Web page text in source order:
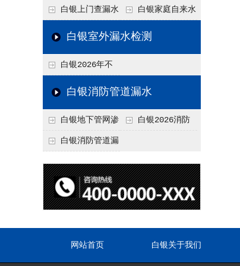
水检测技术与价格关
联2026，不同方法收
水检测与维修价格20
26，老旧管道改造方
白银上门查漏水
vs 自行检测：2026
析
白银家庭自来水
管漏水检测全攻略：
白银室外漏水检测
白银2026年不
同城市上门查漏水价
价参考
白银消防管道漏水
白银地下管网渗
漏检测
白银2026消防
程类项目报价
白银消防管道漏
6，工程类检测收费
标准详解
网站首页 白银关于我们